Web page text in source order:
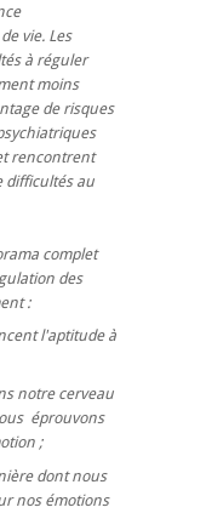
vie. Les
à réguler
moins
de risques
rencontrent
difficultés au
complet
des
:
l'aptitude à
notre cerveau
éprouvons
;
dont nous
nos émotions